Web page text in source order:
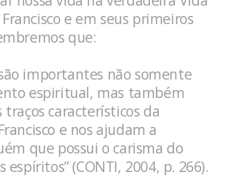
e em seus primeiros
que:
importantes não somente
espiritual, mas também
característicos da
e nos ajudam a
que possui o carisma do
(CONTI, 2004, p. 266).